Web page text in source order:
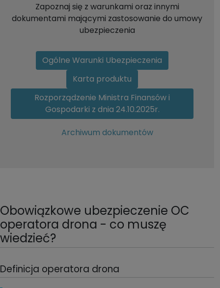
Zapoznaj się z warunkami oraz innymi
dokumentami mającymi zastosowanie do umowy
ubezpieczenia
Ogólne Warunki Ubezpieczenia
Karta produktu
Rozporządzenie Ministra Finansów i
Gospodarki z dnia 24.10.2025r.
Archiwum dokumentów
Obowiązkowe ubezpieczenie OC
operatora drona - co muszę
wiedzieć?
Definicja operatora drona